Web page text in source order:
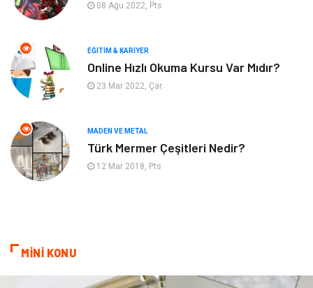
Emlak
Finans & Ekonomi
Endüstriyel Ürünler
Aksesuar
Nakliyat
08 Ağu 2022, Pts
EĞITIM & KARIYER
Online Hızlı Okuma Kursu Var Mıdır?
23 Mar 2022, Çar
MADEN VE METAL
Türk Mermer Çeşitleri Nedir?
12 Mar 2018, Pts
MİNİ KONU